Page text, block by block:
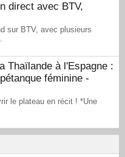
direct avec BTV,
sur BTV, avec plusieurs
Thaïlande à l'Espagne :
féminine -
le plateau en récit ! *Une